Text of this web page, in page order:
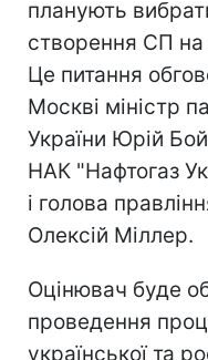
планують
створення СП на
Це питання
Москві міністр
України Юрій
НАК "Нафтогаз
і голова
Олексій Міллер.
Оцінювач буде
проведення
української та